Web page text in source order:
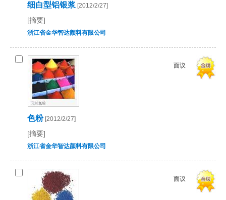
细白型铝银浆 [2012/2/27]
[摘要]
浙江省金华智达颜料有限公司
色粉[2012/2/27]
[摘要]
浙江省金华智达颜料有限公司
面议
面议